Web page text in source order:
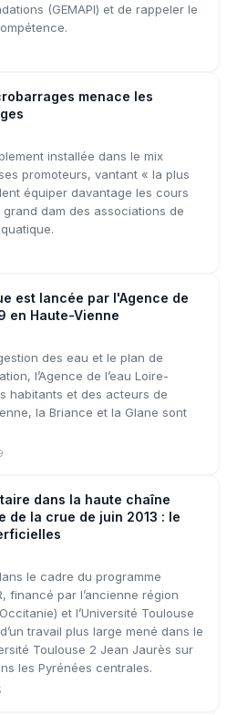
(GEMAPI) et de rappeler le
menace les
installée dans le mix
promoteurs, vantant « la plus
équiper davantage les cours
grand dam des associations de
est lancée par l'Agence de
en Haute-Vienne
des eau et le plan de
l’Agence de l’eau Loire-
habitants et des acteurs de
la Briance et la Glane sont
dans la haute chaîne
de la crue de juin 2013 : le
le cadre du programme
financé par l’ancienne région
et l’Université Toulouse
travail plus large mené dans le
Toulouse 2 Jean Jaurès sur
les Pyrénées centrales.